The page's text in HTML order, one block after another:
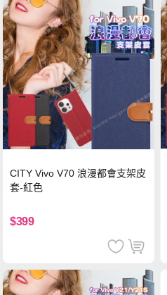
CITY Vivo V70 浪漫都會支架皮
套-紅色
$399